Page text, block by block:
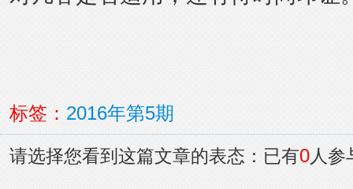
标签： 2016年第5期
请选择您看到这篇文章的表态：已有0人参